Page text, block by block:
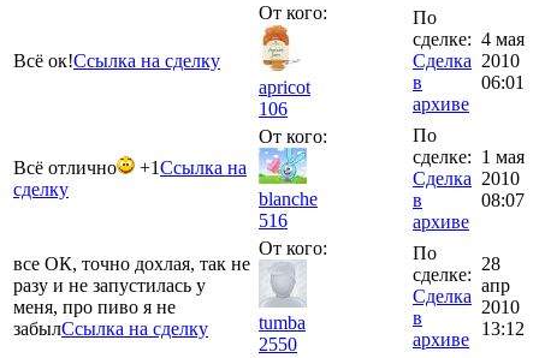
Всё ок!Ссылка на сделку
От кого:
apricot
106
По
сделке:
Сделка
в
архиве
4 мая
2010
06:01
Всё отлично +1Ссылка на
сделку
От кого:
blanche
516
По
сделке:
Сделка
в
архиве
1 мая
2010
08:07
все ОК, точно дохлая, так не
разу и не запустилась у
меня, про пиво я не
забылСсылка на сделку
От кого:
tumba
2550
По
сделке:
Сделка
в
архиве
28
апр
2010
13:12